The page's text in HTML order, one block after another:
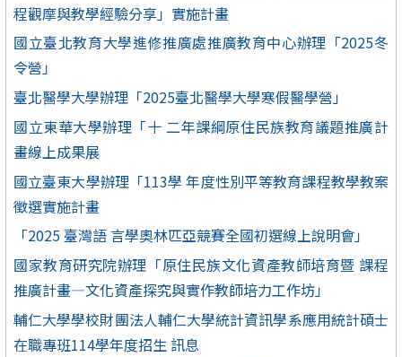
程觀摩與教學經驗分享」實施計畫
國立臺北教育大學進修推廣處推廣教育中心辦理「2025冬
令營」
臺北醫學大學辦理「2025臺北醫學大學寒假醫學營」
國立東華大學辦理「十 二年課綱原住民族教育議題推廣計
畫線上成果展
國立臺東大學辦理「113學 年度性別平等教育課程教學教案
徵選實施計畫
「2025 臺灣語 言學奧林匹亞競賽全國初選線上說明會」
國家教育研究院辦理「原住民族文化資產教師培育暨 課程
推廣計畫—文化資產探究與實作教師培力工作坊」
輔仁大學學校財團法人輔仁大學統計資訊學系應用統計碩士
在職專班114學年度招生 訊息